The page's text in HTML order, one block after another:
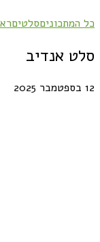
כל המתכוניםסלטים
סלט אנדיב
12 בספטמבר 2025